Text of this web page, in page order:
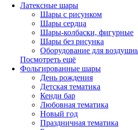
Латексные шары
Шары с рисунком
Шары сердца
Шары-колбаски, фигурные
Шары без рисунка
Оборудование для
Посмотреть ещё
Фольгированные шары
День рождения
Детская тематика
Кенди бар
Любовная тематика
Новый год
Праздничная тематика